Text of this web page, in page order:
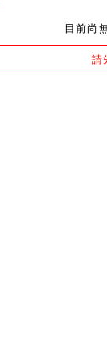
目前尚
請